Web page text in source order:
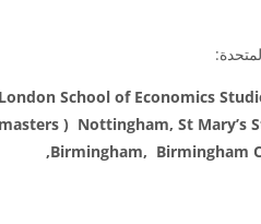
:
London School of Economics
) Nottingham, St
Birmingham, Birmingham